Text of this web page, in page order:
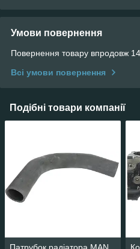
Умови повернення
Повернення товару впродовж
Всі умови повернення
Подібні товари компанії